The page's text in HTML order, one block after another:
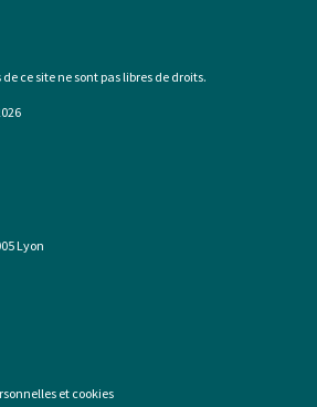
ce site ne sont pas libres de droits.
Lyon
et cookies